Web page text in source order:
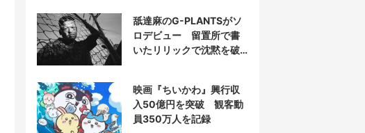
舐達麻のG-PLANTSがソ
ロデビュー 留置所で書
いたリリックで沈黙を破
映画『ちいかわ』興行収
入50億円を突破 観客動
員350万人を記録